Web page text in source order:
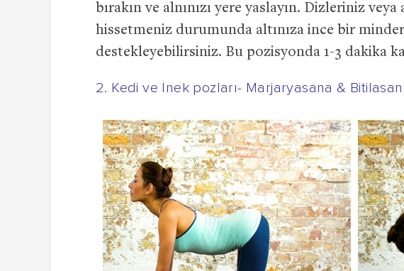
bırakın ve alnınızı yere yaslayın. Dizleriniz
hissetmeniz durumunda altınıza ince bir
destekleyebilirsiniz. Bu pozisyonda 1-3 dakika
2. Kedi ve İnek pozları- Marjaryasana &